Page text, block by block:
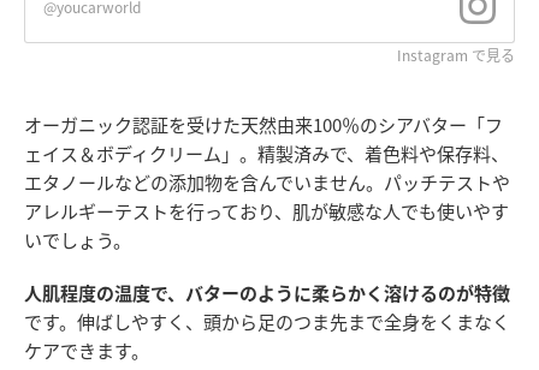
@youcarworld
Instagram で見る
オーガニック認証を受けた天然由来100％のシアバター「フ
ェイス＆ボディクリーム」。精製済みで、着色料や保存料、
エタノールなどの添加物を含んでいません。パッチテストや
アレルギーテストを行っており、肌が敏感な人でも使いやす
いでしょう。
人肌程度の温度で、バターのように柔らかく溶けるのが特徴
です。伸ばしやすく、頭から足のつま先まで全身をくまなく
ケアできます。